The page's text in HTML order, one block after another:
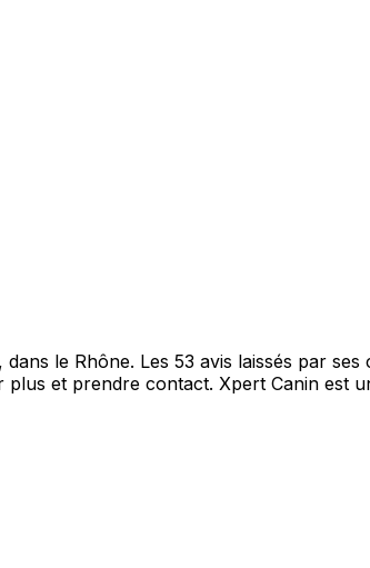
le Rhône. Les 53 avis laissés par
et prendre contact. Xpert Canin est